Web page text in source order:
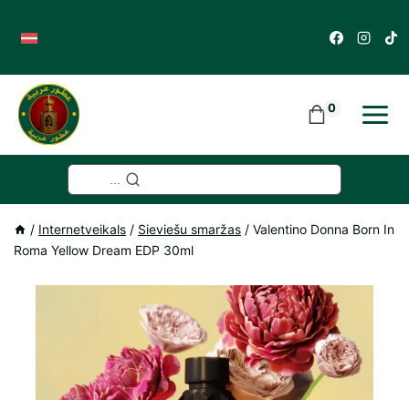
content
0
/ Internetveikals / Sieviešu smaržas / Valentino Donna Born In
Roma Yellow Dream EDP 30ml